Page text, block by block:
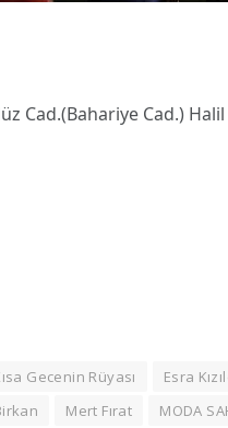
Cad.(Bahariye Cad.)
Gecenin Rüyası Esra
Mert Fırat MODA